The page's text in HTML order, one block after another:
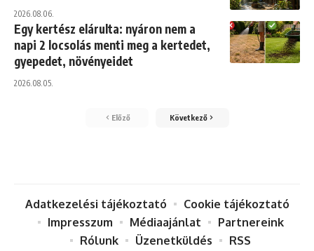
2026.08.06.
Egy kertész elárulta: nyáron nem a
napi 2 locsolás menti meg a kertedet,
gyepedet, növényeidet
2026.08.05.
Előző Következő
Adatkezelési tájékoztató
Cookie tájékoztató
Impresszum
Médiaajánlat
Partnereink
Rólunk
Üzenetküldés RSS